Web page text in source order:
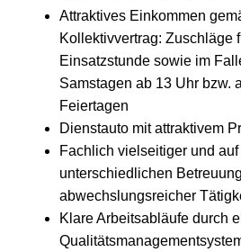
Attraktives Einkommen
Kollektivvertrag: Zuschläge
Einsatzstunde sowie im
Samstagen ab 13 Uhr bzw.
Feiertagen
Dienstauto mit attraktivem
Fachlich vielseitiger und
unterschiedlichen
abwechslungsreicher
Klare Arbeitsabläufe durch